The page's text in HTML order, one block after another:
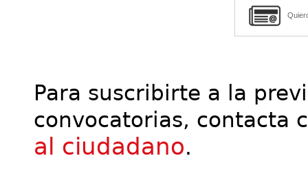
Para suscribirte a la
convocatorias, contacta
al ciudadano.